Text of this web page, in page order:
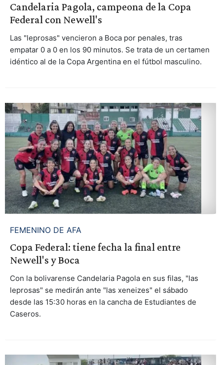
Candelaria Pagola, campeona de la Copa
Federal con Newell's
Las "leprosas" vencieron a Boca por penales, tras
empatar 0 a 0 en los 90 minutos. Se trata de un certamen
idéntico al de la Copa Argentina en el fútbol masculino.
FEMENINO DE AFA
Copa Federal: tiene fecha la final entre
Newell's y Boca
Con la bolivarense Candelaria Pagola en sus filas, "las
leprosas" se medirán ante "las xeneizes" el sábado
desde las 15:30 horas en la cancha de Estudiantes de
Caseros.